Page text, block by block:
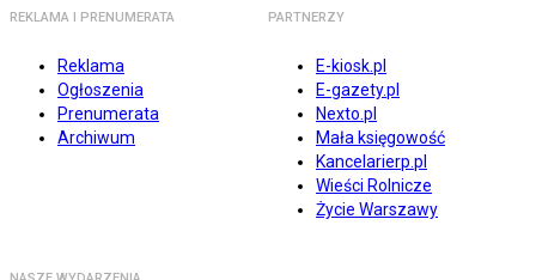
REKLAMA I PRENUMERATA
Reklama
Ogłoszenia
Prenumerata
Archiwum
PARTNERZY
E-kiosk.pl
E-gazety.pl
Nexto.pl
Mała księgowość
Kancelarierp.pl
Wieści Rolnicze
Życie Warszawy